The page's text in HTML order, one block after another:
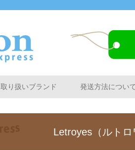
取り扱いブランド 発送方法につい
Letroyes（ルト